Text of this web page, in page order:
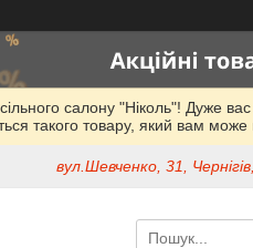
салону "Ніколь"!
такого товару, який вам може
вул.Шевченко, 31,